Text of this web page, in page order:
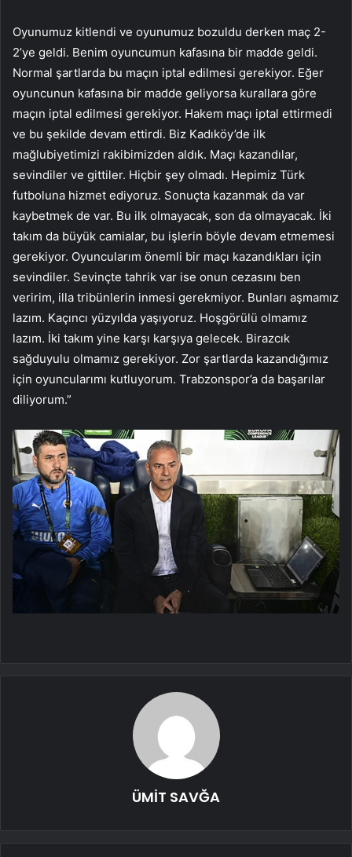
Oyunumuz kitlendi ve oyunumuz bozuldu derken maç 2-
2’ye geldi. Benim oyuncumun kafasına bir madde geldi.
Normal şartlarda bu maçın iptal edilmesi gerekiyor. Eğer
oyuncunun kafasına bir madde geliyorsa kurallara göre
maçın iptal edilmesi gerekiyor. Hakem maçı iptal ettirmedi
ve bu şekilde devam ettirdi. Biz Kadıköy’de ilk
mağlubiyetimizi rakibimizden aldık. Maçı kazandılar,
sevindiler ve gittiler. Hiçbir şey olmadı. Hepimiz Türk
futboluna hizmet ediyoruz. Sonuçta kazanmak da var
kaybetmek de var. Bu ilk olmayacak, son da olmayacak. İki
takım da büyük camialar, bu işlerin böyle devam etmemesi
gerekiyor. Oyuncularım önemli bir maçı kazandıkları için
sevindiler. Sevinçte tahrik var ise onun cezasını ben
veririm, illa tribünlerin inmesi gerekmiyor. Bunları aşmamız
lazım. Kaçıncı yüzyılda yaşıyoruz. Hoşgörülü olmamız
lazım. İki takım yine karşı karşıya gelecek. Birazcık
sağduyulu olmamız gerekiyor. Zor şartlarda kazandığımız
için oyuncularımı kutluyorum. Trabzonspor’a da başarılar
diliyorum.”
ÜMİT SAVĞA